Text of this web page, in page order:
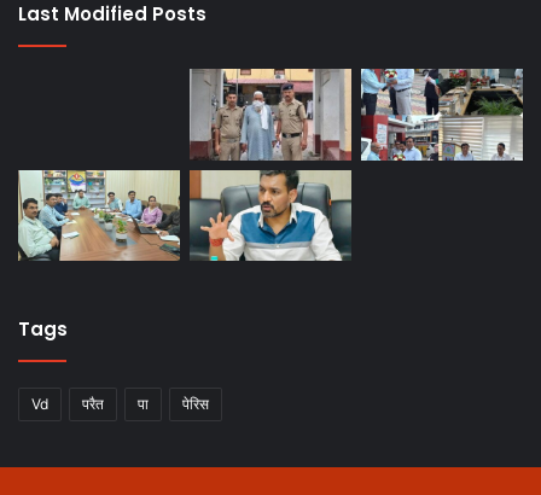
Last Modified Posts
Tags
Vd परैत पा पेरिस